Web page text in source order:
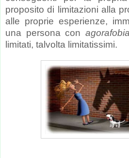
proposito di limitazioni alla
alle proprie esperienze,
una persona con agorafobia
limitati, talvolta limitatissimi.